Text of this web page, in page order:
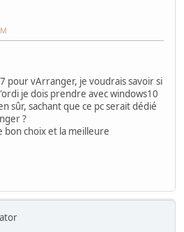
pour vArranger, je voudrais savoir si
je dois prendre avec windows10
sûr, sachant que ce pc serait dédié
?
bon choix et la meilleure